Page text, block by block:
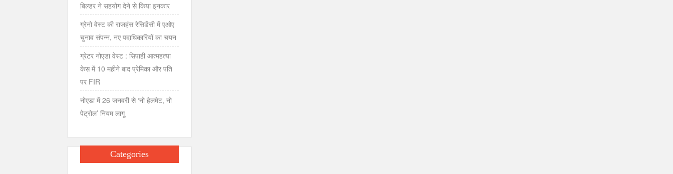
बिल्डर ने सहयोग देने से किया इनकार
ग्रेनो वेस्ट की राजहंस रेसिडेंसी में एओए
चुनाव संपन्न, नए पदाधिकारियों का चयन
ग्रेटर नोएडा वेस्ट : सिपाही आत्महत्या
केस में 10 महीने बाद प्रेमिका और पति
पर FIR
नोएडा में 26 जनवरी से ‘नो हेलमेट, नो
पेट्रोल’ नियम लागू
Categories